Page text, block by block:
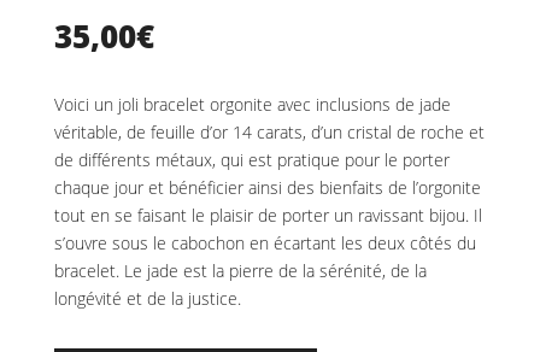
35,00€
Voici un joli bracelet orgonite avec inclusions de jade
véritable, de feuille d’or 14 carats, d’un cristal de roche et
de différents métaux, qui est pratique pour le porter
chaque jour et bénéficier ainsi des bienfaits de l’orgonite
tout en se faisant le plaisir de porter un ravissant bijou. Il
s’ouvre sous le cabochon en écartant les deux côtés du
bracelet. Le jade est la pierre de la sérénité, de la
longévité et de la justice.